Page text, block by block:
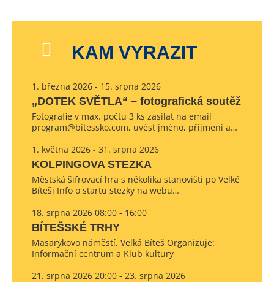
KAM VYRAZIT
1. března 2026 - 15. srpna 2026
„DOTEK SVĚTLA“ – fotografická soutěž
Fotografie v max. počtu 3 ks zasílat na email
program@bitessko.com, uvést jméno, příjmení a…
1. května 2026 - 31. srpna 2026
KOLPINGOVA STEZKA
Městská šifrovací hra s několika stanovišti po Velké
Bíteši Info o startu stezky na webu…
18. srpna 2026 08:00 - 16:00
BÍTEŠSKÉ TRHY
Masarykovo náměstí, Velká Bíteš Organizuje:
Informační centrum a Klub kultury
21. srpna 2026 20:00 - 23. srpna 2026